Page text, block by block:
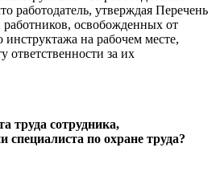
работодатель, утверждая Перечень
освобожденных от
на рабочем месте,
ответственности за их
труда сотрудника,
по охране труда?